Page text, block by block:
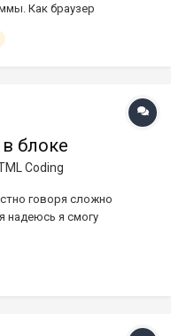
Как браузер
примере как-бы
блоке
Coding
говоря сложно
надеюсь я смогу
Идея такова, есть
такое:...